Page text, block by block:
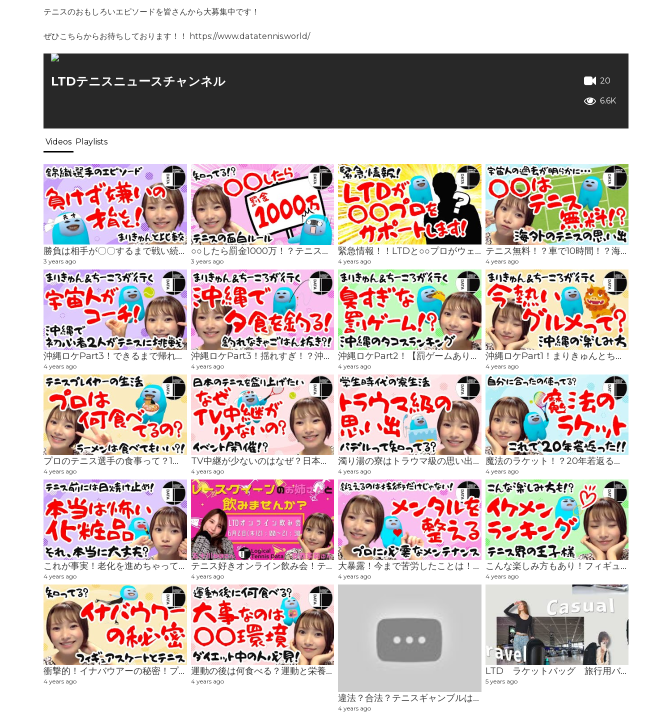
テニスのおもしろいエピソードを皆さんから大募集中です！
ぜひこちらからお待ちしております！！ https://www.datatennis.world/
LTDテニスニュースチャンネル 20
6.6K
Videos Playlists
勝負は相手が〇〇するまで戦い続ける！？ 負けず嫌いの才能 #テニス #tennis #まりきゅん #安西茉莉 #ltd #レースクイーン
3 years ago
○○したら罰金1000万！？テニスの面白ルール #テニス #tennis #まりきゅん #安西茉莉 #ltd #レースクイーン
3 years ago
緊急情報！！LTDと○○プロがウェア契約！！
4 years ago
テニス無料！？車で10時間！？海外でのテニスの思い出
4 years ago
沖縄ロケPart3！できるまで帰れません！初心者は1日でどれぐらいテニスができるようになる！？
4 years ago
沖縄ロケPart3！揺れすぎ！？沖縄で夜ご飯を釣る！！
4 years ago
沖縄ロケPart2！【罰ゲームあり】沖縄のタコスランキング！
4 years ago
沖縄ロケPart1！まりきゅんとちーころが、今熱いグルメ巡りをしてきました！
4 years ago
プロのテニス選手の食事って？1日の練習時間は？気になるあれこれ！
4 years ago
TV中継が少ないのはなぜ？日本のテニスをもっと盛り上げたい！
4 years ago
濁り湯の寮はトラウマ級の思い出？！
4 years ago
魔法のラケット！？20年若返る！ブランクを取り戻したテニスラケット
4 years ago
これが事実！老化を進めちゃってる！？本当は怖い化粧品
4 years ago
テニス好きオンライン飲み会！テニスの楽しみ方についてお話しましょう。
4 years ago
大暴露！今まで苦労したことは！？メンタルのメンテナンスが大事！
4 years ago
こんな楽しみ方もあり！フィギュアスケートの見所＆テニスイケメンランキング！
4 years ago
衝撃的！イナバウアーの秘密！プロはプレイだけじゃなく生活スタイルも身に付ける！
4 years ago
運動の後は何食べる？運動と栄養は1セット！大事なのは○○の環境！！
4 years ago
違法？合法？テニスギャンブルはドキドキが2倍！！
4 years ago
LTD ラケットバッグ 旅行用バッグ
5 years ago